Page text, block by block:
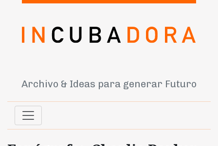
Archivo & Ideas para generar Futuro